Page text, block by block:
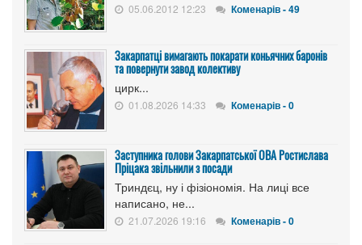
05.06.2012 12:23 Коменарів - 49
Закарпатці вимагають покарати коньячних баронів
та повернути завод колективу
цирк...
01.08.2026 14:33 Коменарів - 0
Заступника голови Закарпатської ОВА Ростислава
Пріцака звільнили з посади
Триндєц, ну і фізіономія. На лиці все
написано, не...
21.07.2026 19:16 Коменарів - 0